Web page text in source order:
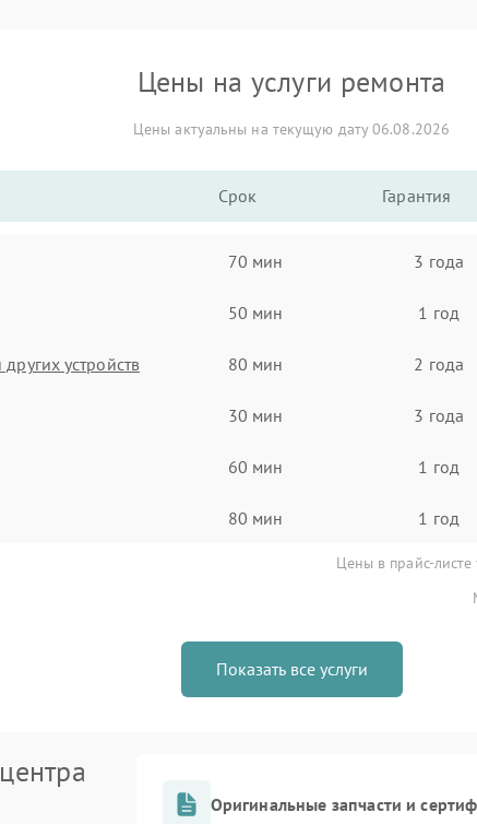
Цены на услуги ремонта
Цены актуальны на текущую дату 06.08.2026
Срок Гарантия
70 мин 3 года
50 мин 1 год
устройств 80 мин 2 года
30 мин 3 года
60 мин 1 год
80 мин 1 год
Цены в прайс-листе
Показать все услуги
Оригинальные запчасти и